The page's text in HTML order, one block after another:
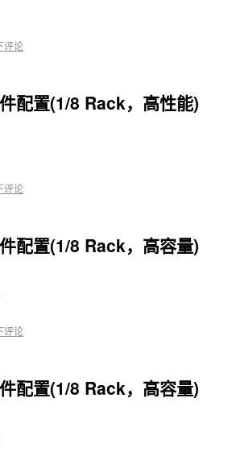
评论
配置(1/8 Rack，高性能)
评论
配置(1/8 Rack，高容量)
评论
配置(1/8 Rack，高容量)